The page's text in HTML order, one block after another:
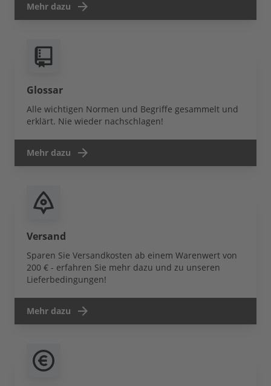
Mehr dazu
Glossar
Alle wichtigen Normen und Begriffe gesammelt und
erklärt. Nie wieder nachschlagen!
Mehr dazu
Versand
Sparen Sie Versandkosten ab einem Warenwert von
200 € - erfahren Sie mehr dazu und zu unseren
Lieferbedingungen!
Mehr dazu